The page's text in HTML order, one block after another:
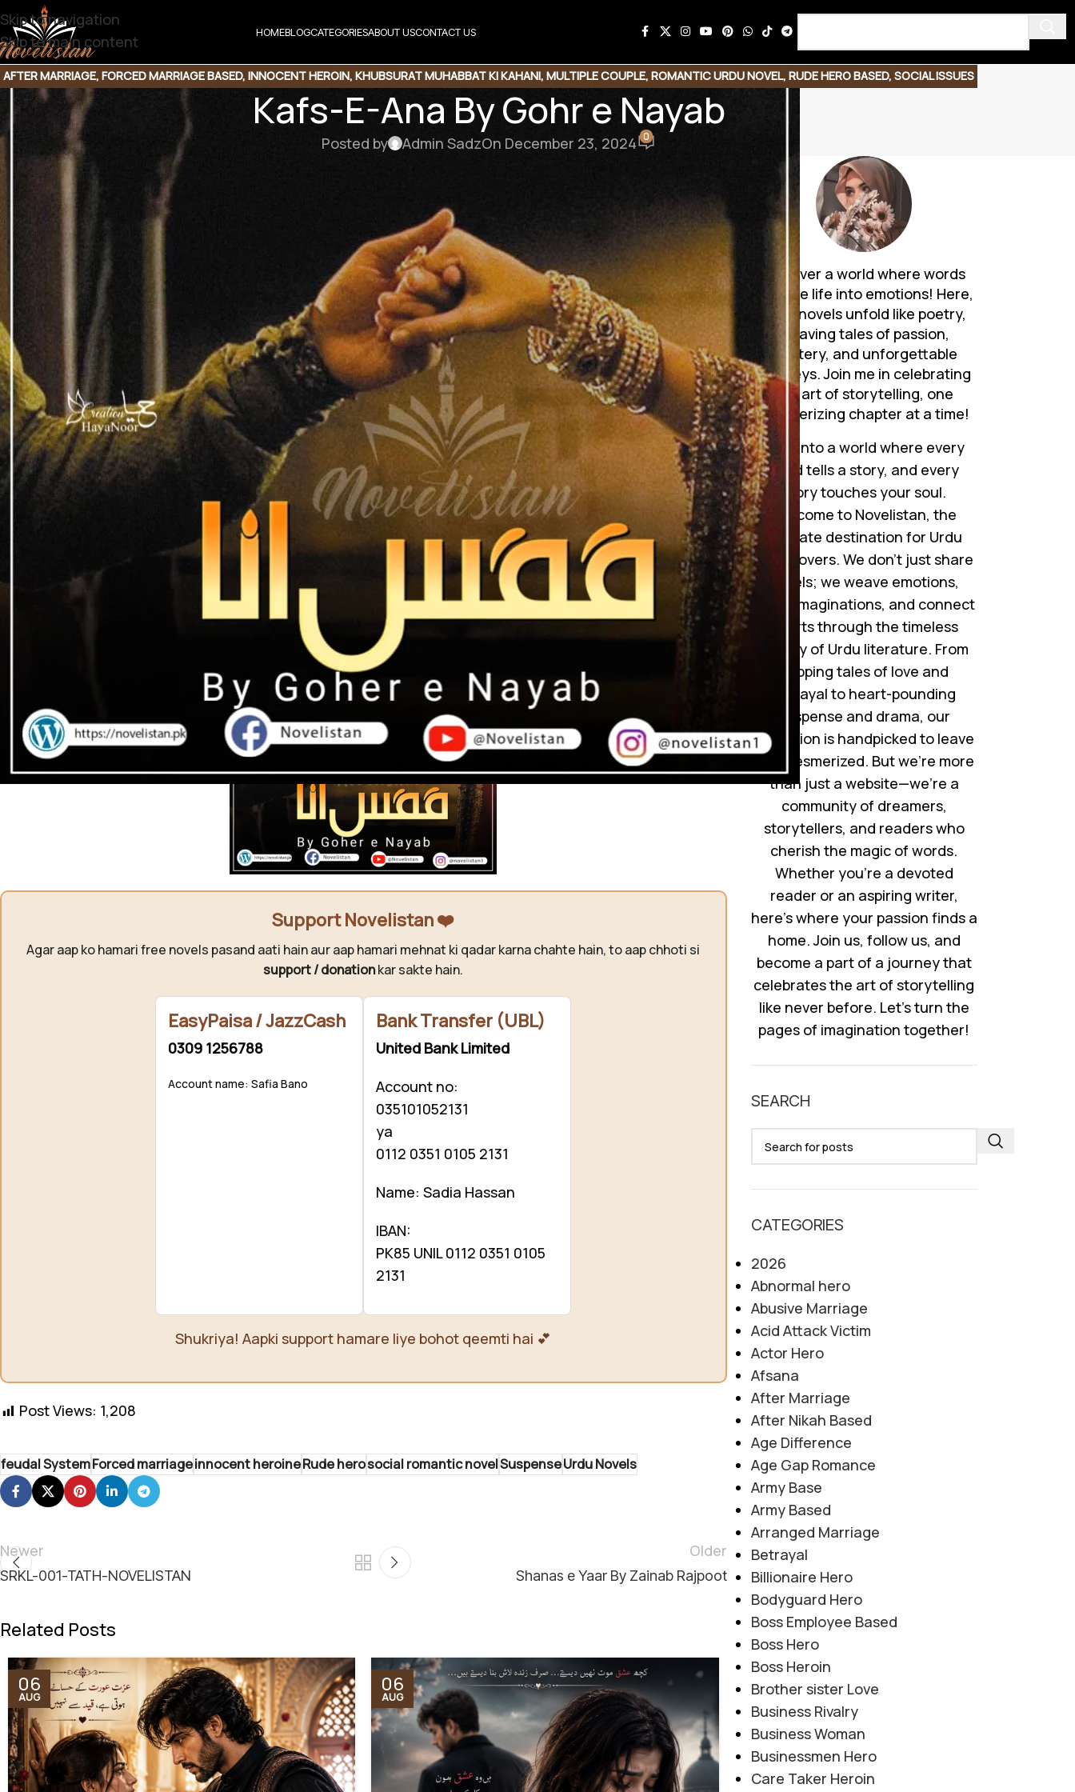
Skip to navigation
Skip to main content
HOMEBLOGCATEGORIESABOUT USCONTACT US
AFTER MARRIAGE, FORCED MARRIAGE BASED, INNOCENT HEROIN, KHUBSURAT MUHABBAT KI KAHANI, MULTIPLE COUPLE, ROMANTIC URDU NOVEL, RUDE HERO BASED, SOCIAL ISSUES
BASED,VILLAGE BASED
Kafs-E-Ana By Gohr e Nayab
Posted by Admin SadzOn December 23, 2024 0
Kafs-E-Ana By Gohr e Nayab
Download Link
کیا تم واقعی بےخبر ہو فرحان شاہ ؟؟کیا تم نہیں جانتے وہ وہاں کیوں گئی ؟؟؟
کیسے گئی ؟؟ کیوں سب نے آج اس پر سوال اٹھائے ؟؟
کیوں اسکے کردار پر انگلیاں اٹھیں ؟؟کیا تم واقعی اتنے لاتعلق ہو ؟؟؟
ضمیر نے اسےجھنجھوڑ کر آئینہ دکھایا تھا. ..حقیقت کا آئینہ! !
حقیقت بہت تلخ تھی وہ بدستور نگاہ چرانے پر مجبور ہوگیا. ..
نہیں یہ سب اسکی اپنی ضد اور ہڈ دھرمی کا نتیجہ ہے. ..دماغ غلطی ماننے سے انکاری تھا. .
مرد تھا نا. .اسکی انا کیسے گوارہ کرتی کہ وہ غلطی تسلیم کر لے. .
سر خم کر دے. .اس نازک سی لڑکی کے سامنے جھک جائے. .
دل اور دماغ کی جنگ میں بالآخر دماغ آج پھر فاتح قرار پایا. ..
4 سال سے دماغ اور دل کی تکرار میں دماغ جیت رہا تھا..انا روک رہی تھی ..اک بار اور سہی! !!
Support Novelistan ❤️
Agar aap ko hamari free novels pasand aati hain aur aap hamari mehnat ki qadar karna chahte hain, to aap chhoti si
support / donationkar sakte hain.
EasyPaisa / JazzCash
0309 1256788
Account name: Safia Bano
Bank Transfer (UBL)
United Bank Limited
Account no:
035101052131
ya
0112 0351 0105 2131
Name: Sadia Hassan
IBAN:
PK85 UNIL 0112 0351 0105
2131
Shukriya! Aapki support hamare liye bohot qeemti hai 💕
Post Views: 1,208
feudal SystemForced marriageinnocent heroineRude herosocial romantic novelSuspenseUrdu Novels
Newer
SRKL-001-TATH-NOVELISTAN
Older
Shanas e Yaar By Zainab Rajpoot
Related Posts
06
AUG
06
AUG
06
AUG
Discover a world where words
breathe life into emotions! Here,
Urdu novels unfold like poetry,
weaving tales of passion,
mystery, and unforgettable
journeys. Join me in celebrating
the art of storytelling, one
mesmerizing chapter at a time!
Step into a world where every
word tells a story, and every
story touches your soul.
Welcome to Novelistan, the
ultimate destination for Urdu
novel lovers. We don’t just share
novels; we weave emotions,
ignite imaginations, and connect
hearts through the timeless
beauty of Urdu literature. From
gripping tales of love and
betrayal to heart-pounding
suspense and drama, our
collection is handpicked to leave
you mesmerized. But we’re more
than just a website—we’re a
community of dreamers,
storytellers, and readers who
cherish the magic of words.
Whether you’re a devoted
reader or an aspiring writer,
here’s where your passion finds a
home. Join us, follow us, and
become a part of a journey that
celebrates the art of storytelling
like never before. Let’s turn the
pages of imagination together!
SEARCH
CATEGORIES
2026
Abnormal hero
Abusive Marriage
Acid Attack Victim
Actor Hero
Afsana
After Marriage
After Nikah Based
Age Difference
Age Gap Romance
Army Base
Army Based
Arranged Marriage
Betrayal
Billionaire Hero
Bodyguard Hero
Boss Employee Based
Boss Hero
Boss Heroin
Brother sister Love
Business Rivalry
Business Woman
Businessmen Hero
Care Taker Heroin